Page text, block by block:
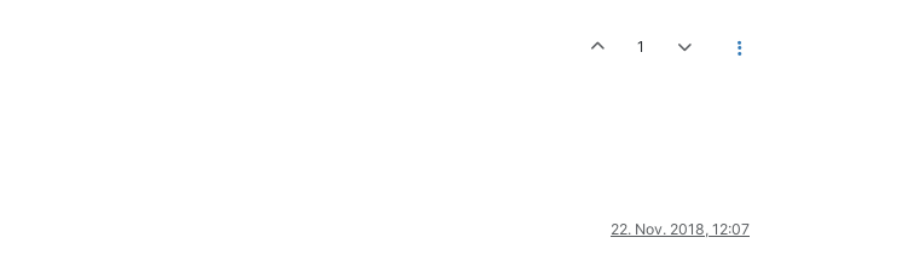
1
22. Nov. 2018, 12:07